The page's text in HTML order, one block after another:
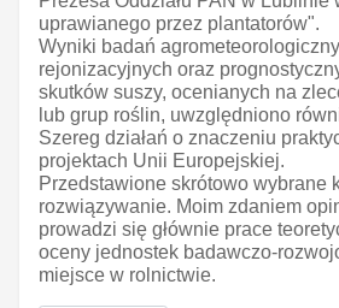
uprawianego przez plantatorów".
Wyniki badań
rejonizacyjnych oraz
skutków suszy, ocenianych na
lub grup roślin, uwzględniono
Szereg działań o znaczeniu
projektach Unii Europejskiej.
Przedstawione skrótowo wybrane
rozwiązywanie. Moim zdaniem
prowadzi się głównie prace
oceny jednostek badawczo-
miejsce w rolnictwie.